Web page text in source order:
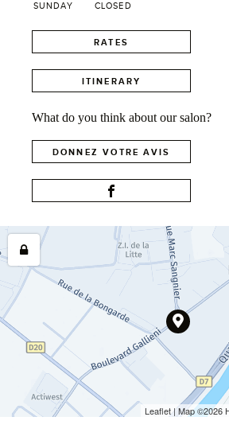
SUNDAY
CLOSED
RATES
ITINERARY
What do you think about our salon?
DONNEZ VOTRE AVIS
Leaflet| Map ©2026